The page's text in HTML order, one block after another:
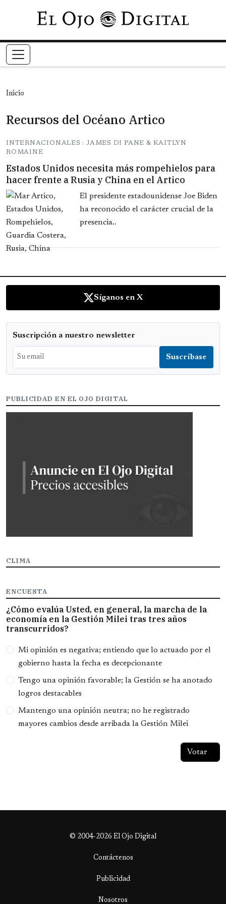
Pasar al contenido principal
Inicio
Recursos del Océano Artico
INTERNACIONALES : JAMES DI PANE & KAITLYN
ROMAINE
Estados Unidos necesita más rompehielos para
hacer frente a Rusia y China en el Artico
El presidente estadounidense Joe Biden
ha reconocido el carácter crucial de la
presencia..
Síganos en X
Suscripción a nuestro newsletter
PUBLICIDAD EN EL OJO DIGITAL
CLIMA
ENCUESTA
¿Cómo evalúa Usted, en general, la marcha de la
economía en la Gestión Milei tras tres años
transcurridos?
Opciones
Mi opinión es negativa; entiendo que lo actuado por el
gobierno hasta la fecha es decepcionante
Tengo una opinión favorable; la Gestión se ha anotado
logros destacables
Mantengo una opinión neutra; no he registrado
mayores cambios desde arribada la Gestión Milei
© 2004-2026 El Ojo Digital
Contáctenos
Publicidad
Nosotros